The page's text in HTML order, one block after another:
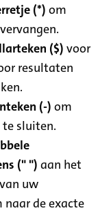
(*) om
($) voor
resultaten
(-) om
sluiten.
(" ") aan het
uw
naar de exacte